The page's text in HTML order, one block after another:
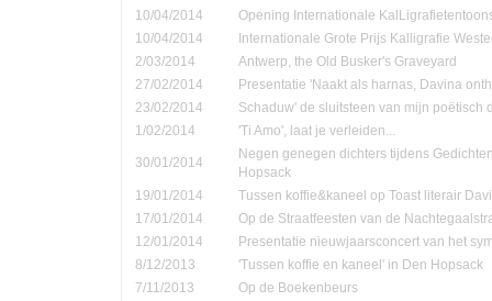
10/04/2014
Opening Internationale
10/04/2014
Internationale Grote Prijs Kalligrafie
2/03/2014
Antwerp, the Old Busker's Graveyard
27/02/2014
Presentatie 'Naakt als harnas, Davina
23/02/2014
Schaduw' de sluitsteen van mijn poëtisch
1/02/2014
'Ti Amo', laat je verleiden...
30/01/2014
Negen genegen dichters tijdens
Hopsack
19/01/2014
Tussen koffie&kaneel op Toast literair
17/01/2014
Op de Straatfeesten van de
12/01/2014
Presentatie nieuwjaarsconcert van het
8/12/2013
'Tussen koffie en kaneel' in Den Hopsack
7/11/2013
Op de Boekenbeurs